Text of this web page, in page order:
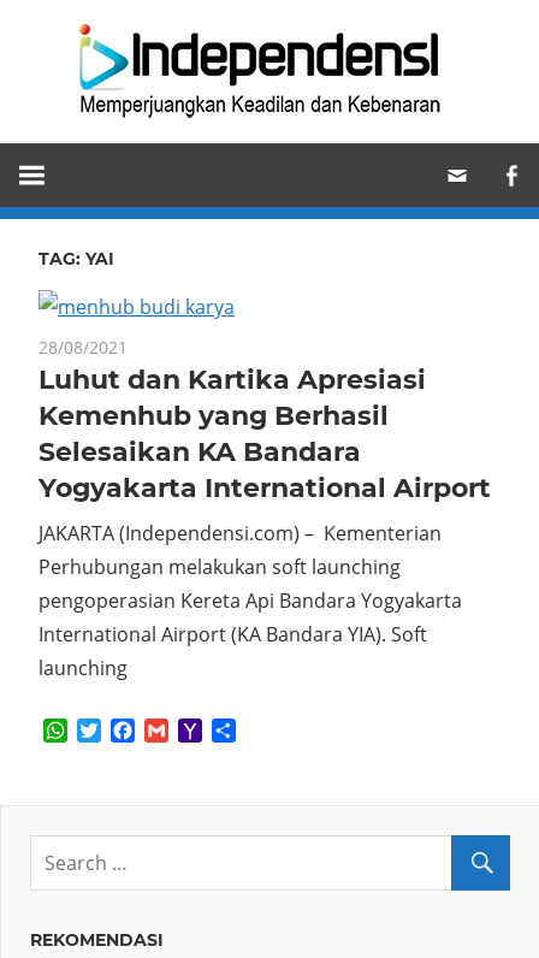
Memperjuangkan
Keadilan
dan
Kebenaran
TAG: YAI
28/08/2021
Luhut dan Kartika Apresiasi
Kemenhub yang Berhasil
Selesaikan KA Bandara
Yogyakarta International Airport
JAKARTA (Independensi.com) – Kementerian
Perhubungan melakukan soft launching
pengoperasian Kereta Api Bandara Yogyakarta
International Airport (KA Bandara YIA). Soft
launching
WhatsApp
TwitterFacebook
GmailYahoo
REKOMENDASI